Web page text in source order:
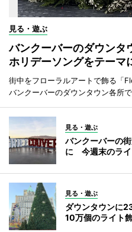
見る・遊ぶ
バンクーバーのダウン
ホリデーソングをテーマ
街中をフローラルアートで飾る「
バンクーバーのダウンタウン各所で
見る・遊ぶ
バンクーバーの
に 今週末のライ
見る・遊ぶ
ダウンタウンに
10万個のライト